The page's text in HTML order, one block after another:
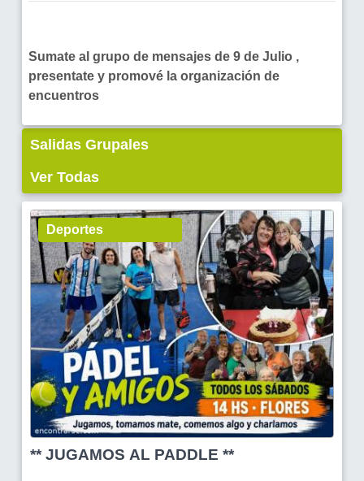
Sumate al grupo de mensajes de 9 de Julio ,
presentate y promové la organización de
encuentros
Salidas Grupales
Ver Todas
Deportes
** JUGAMOS AL PADDLE **